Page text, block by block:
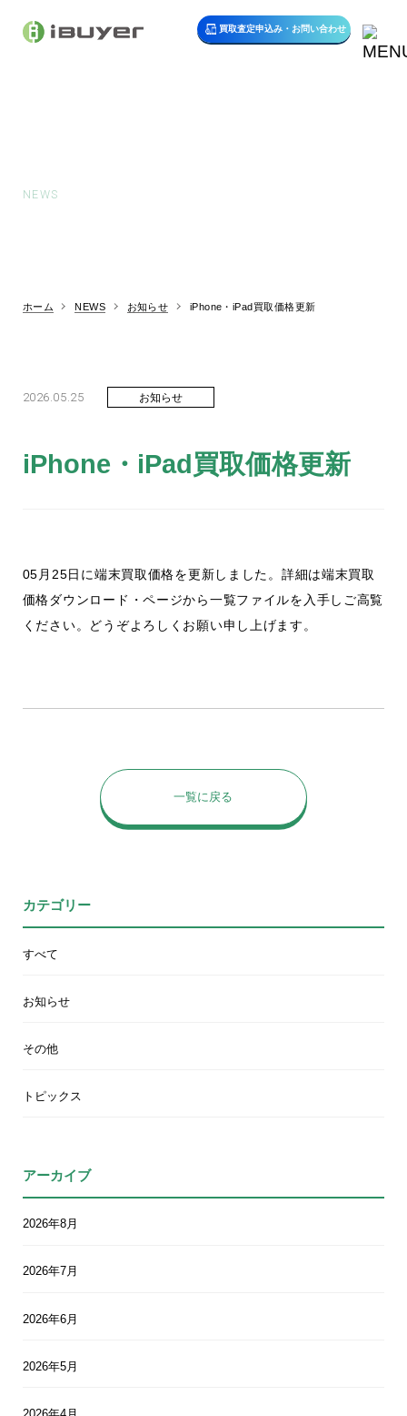
買取査定申込み・ お問い合わせ
NEWS
ホーム NEWS お知らせ iPhone・iPad買取価格更新
2026.05.25 お知らせ
iPhone・iPad買取価格更新
05月25日に端末買取価格を更新しました。詳細は端末買取
価格ダウンロード・ページから一覧ファイルを入手しご高覧
ください。どうぞよろしくお願い申し上げます。
一覧に戻る
カテゴリー
すべて
お知らせ
その他
トピックス
アーカイブ
2026年8月
2026年7月
2026年6月
2026年5月